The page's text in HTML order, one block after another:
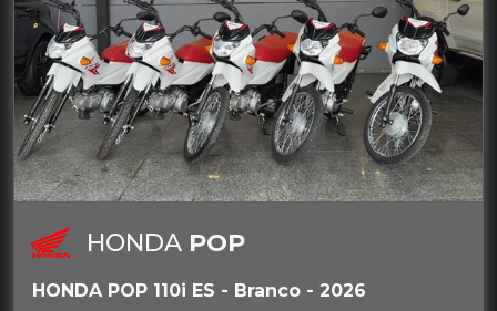
HONDA POP
HONDA POP 110i ES - Branco - 2026